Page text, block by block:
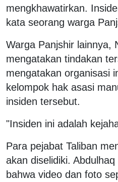
mengkhawatirkan.
kata seorang warga
Warga Panjshir lainnya,
mengatakan tindakan
mengatakan organisasi
kelompok hak asasi
insiden tersebut.
"Insiden ini adalah
Para pejabat Taliban
akan diselidiki.
bahwa video dan foto